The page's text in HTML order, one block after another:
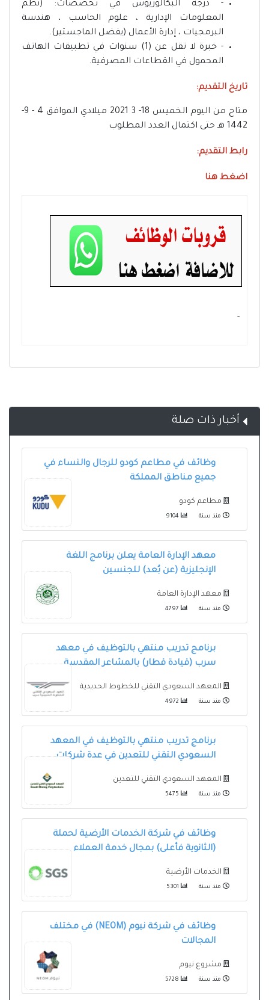
- درجة البكالوريوس في تخصصات: (نظم
المعلومات الإدارية ، علوم الحاسب ، هندسة
البرمجيات ، إدارة الأعمال (يفضل الماجستير).
- خبرة لا تقل عن (1) سنوات في تطبيقات الهاتف
المحمول في القطاعات المصرفية.
تاريخ التقديم:
متاح من اليوم الخميس 18- 3 2021 ميلادي الموافق 4 - 9-
1442 هـ حتى اكتمال العدد المطلوب
رابط التقديم:
اضغط هنا
- ‏
أخبار ذات صلة
وظائف في مطاعم كودو للرجال والنساء في
جميع مناطق المملكة
مطاعم كودو
منذ سنة
معهد الإدارة العامة يعلن برنامج اللغة
الإنجليزية (عن بُعد) للجنسين
معهد الإدارة العامة
منذ سنة
برنامج تدريب منتهي بالتوظيف في معهد
سرب (قيادة قطار) بالمشاعر المقدسة
المعهد السعودي التقني للخطوط الحديدية
منذ سنة
برنامج تدريب منتهي بالتوظيف في المعهد
السعودي التقني للتعدين في عدة شركات
المعهد السعودي التقني للتعدين
منذ سنة
وظائف في شركة الخدمات الأرضية لحملة
(الثانوية فأعلى) بمجال خدمة العملاء
الخدمات الأرضية
منذ سنة
وظائف في شركة نيوم (NEOM) في مختلف
المجالات
مشروع نيوم
منذ سنة